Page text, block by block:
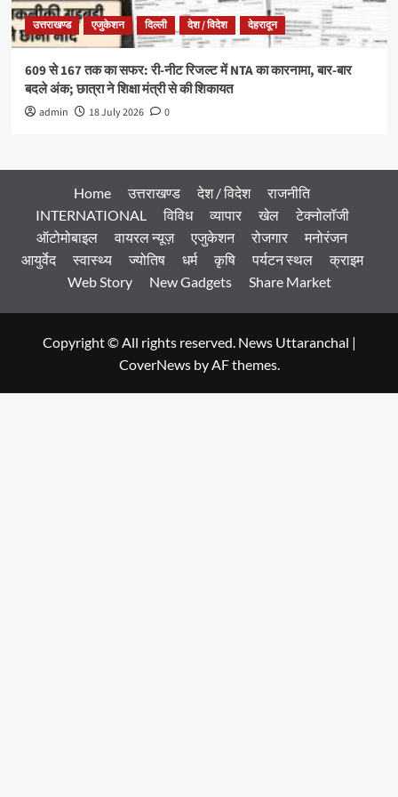
उत्तराखण्ड एजुकेशन दिल्ली देश / विदेश देहरादून
609 से 167 तक का सफर: री-नीट रिजल्ट में NTA का कारनामा, बार-बार
बदले अंक; छात्रा ने शिक्षा मंत्री से की शिकायत
admin 18 July 2026 0
Home उत्तराखण्ड देश / विदेश
राजनीति
INTERNATIONAL
विविध व्यापार खेल
टेक्नोलॉजी
ऑटोमोबाइल
वायरल न्यूज़ एजुकेशन रोजगार
मनोरंजन
आयुर्वेद
स्वास्थ्य ज्योतिष धर्म कृषि पर्यटन स्थल
क्राइम
Web Story
New Gadgets Share Market
Copyright © All rights reserved. News Uttaranchal |
CoverNewsby AF themes.